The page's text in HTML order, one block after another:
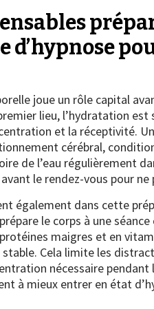
d’hypnose
joue un rôle capital
lieu, l’hydratation
et la réceptivité.
cérébral,
de l’eau régulièrement
le rendez-vous pour ne
également dans cette
le corps à une
maigres et en
stable. Cela limite les
nécessaire
à mieux entrer en état